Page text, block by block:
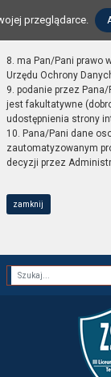
przeglądarce.
8. ma Pan/Pani prawo
Urzędu Ochrony
9. podanie przez
jest fakultatywne
udostępnienia strony
10. Pana/Pani dane
zautomatyzowanym
decyzji przez
zamknij
Fraza